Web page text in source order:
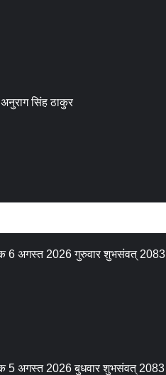
सिंह ठाकुर
आज का पंचांग: आज दिनांक 6 अगस्त 2026 गुरुवार शुभसंवत् 2083
5 अगस्त 2026 बुधवार शुभसंवत् 2083